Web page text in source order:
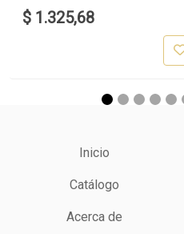
$ 1.325,68
Inicio
Catálogo
Acerca de